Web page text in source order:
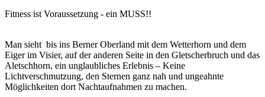
Fitness ist Voraussetzung - ein MUSS!!
Man sieht bis ins Berner Oberland mit dem Wetterhorn und dem
Eiger im Visier, auf der anderen Seite in den Gletscherbruch und das
Aletschhorn, ein unglaubliches Erlebnis – Keine
Lichtverschmutzung, den Sternen ganz nah und ungeahnte
Möglichkeiten dort Nachtaufnahmen zu machen.